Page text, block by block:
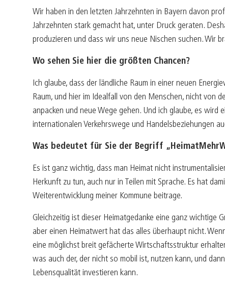
Wir haben in den letzten Jahrzehnten in Bayern davon
Jahrzehnten stark gemacht hat, unter Druck geraten.
produzieren und dass wir uns neue Nischen suchen. Wir
Wo sehen Sie hier die größten Chancen?
Ich glaube, dass der ländliche Raum in einer neuen
Raum, und hier im Idealfall von den Menschen, nicht von
anpacken und neue Wege gehen. Und ich glaube, es
internationalen Verkehrswege und Handelsbeziehungen
Was bedeutet für Sie der Begriff
Es ist ganz wichtig, dass man Heimat nicht
Herkunft zu tun, auch nur in Teilen mit Sprache. Es hat
Weiterentwicklung meiner Kommune beitrage.
Gleichzeitig ist dieser Heimatgedanke eine ganz wichtige
aber einen Heimatwert hat das alles überhaupt nicht.
eine möglichst breit gefächerte Wirtschaftsstruktur
was auch der, der nicht so mobil ist, nutzen kann, und
Lebensqualität investieren kann.